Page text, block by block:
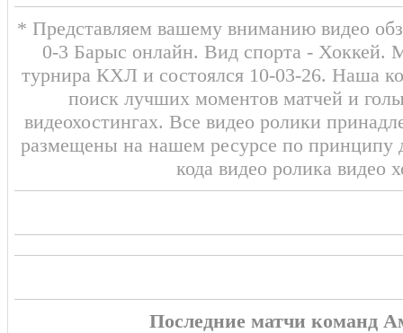
ПЕРВЫЙ ПЕРИОД0:0
* Представляем вашему вниманию видео
0-3 Барыс онлайн. Вид спорта - Хоккей.
турнира КХЛ и состоялся 10-03-26. Наша
поиск лучших моментов матчей и
видеохостингах. Все видео ролики
размещены на нашем ресурсе по принципу
кода видео ролика видео
Последние матчи команд